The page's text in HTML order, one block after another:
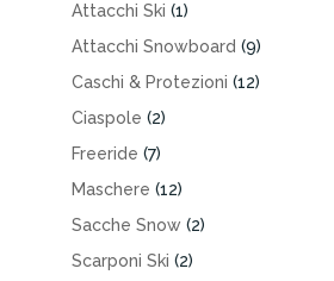
Attacchi Ski (1)
Attacchi Snowboard (9)
Caschi & Protezioni (12)
Ciaspole (2)
Freeride (7)
Maschere (12)
Sacche Snow (2)
Scarponi Ski (2)